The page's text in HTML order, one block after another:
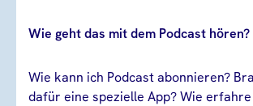
Wie geht das mit dem Podcast hören?
Wie kann ich Podcast abonnieren?
dafür eine spezielle App? Wie